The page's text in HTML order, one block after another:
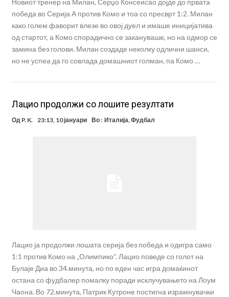
Новиот тренер на Милан, Серџо Консеисао дојде до првата
победа во Серија А против Комо и тоа со пресврт 1:2. Милан
како голем фаворит влезе во овој дуел и имаше иницијатива
од стартот, а Комо спорадично се закануваше, но на одмор се
замина без голови. Милан создаде неколку одлични шанси,
но не успеа да го совлада домашниот голман, па Комо …
Лацио продолжи со лошите резултати
Од P. K. 23:13, 10 јануари Во : Италија,Фудбал
Лацио ја продолжи лошата серија без победа и одигра само
1:1 против Комо на „Олимпико“. Лацио поведе со голот на
Булаје Диа во 34.минута, но по еден час игра домаќинот
остана со фудбалер помалку поради исклучувањето на Лоум
Чаона. Во 72.минута, Патрик Кутроне постигна израмнувачки